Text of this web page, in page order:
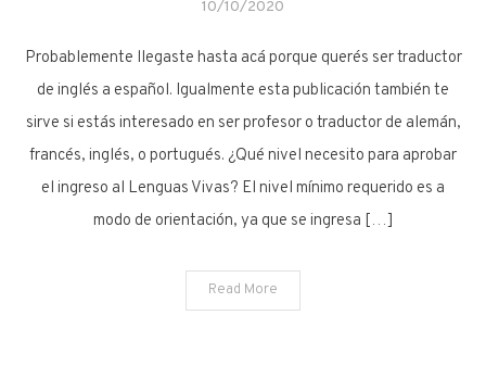
10/10/2020
Probablemente llegaste hasta acá porque querés ser traductor
de inglés a español. Igualmente esta publicación también te
sirve si estás interesado en ser profesor o traductor de alemán,
francés, inglés, o portugués. ¿Qué nivel necesito para aprobar
el ingreso al Lenguas Vivas? El nivel mínimo requerido es a
modo de orientación, ya que se ingresa […]
Read More